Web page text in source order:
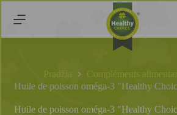
Huile de poisson oméga-3 "Healthy
Huile de poisson oméga-3 "Healthy